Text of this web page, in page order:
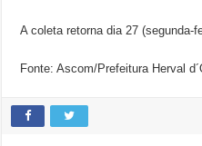
A coleta retorna dia 27 (segunda-
Fonte: Ascom/Prefeitura Herval